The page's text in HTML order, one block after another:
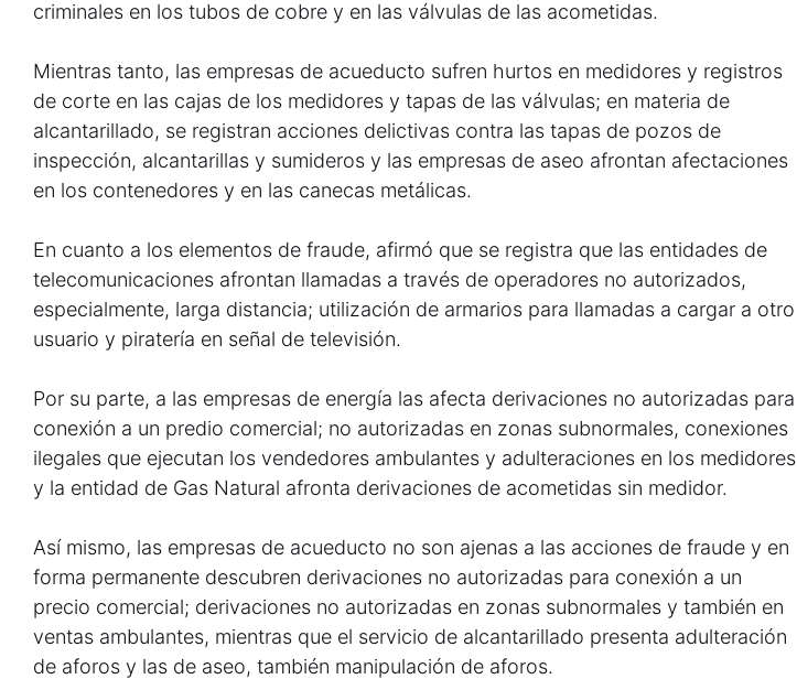
criminales en los tubos de cobre y en las válvulas de las acometidas.
Mientras tanto, las empresas de acueducto sufren hurtos en medidores y registros
de corte en las cajas de los medidores y tapas de las válvulas; en materia de
alcantarillado, se registran acciones delictivas contra las tapas de pozos de
inspección, alcantarillas y sumideros y las empresas de aseo afrontan afectaciones
en los contenedores y en las canecas metálicas.
En cuanto a los elementos de fraude, afirmó que se registra que las entidades de
telecomunicaciones afrontan llamadas a través de operadores no autorizados,
especialmente, larga distancia; utilización de armarios para llamadas a cargar a otro
usuario y piratería en señal de televisión.
Por su parte, a las empresas de energía las afecta derivaciones no autorizadas para
conexión a un predio comercial; no autorizadas en zonas subnormales, conexiones
ilegales que ejecutan los vendedores ambulantes y adulteraciones en los medidores
y la entidad de Gas Natural afronta derivaciones de acometidas sin medidor.
Así mismo, las empresas de acueducto no son ajenas a las acciones de fraude y en
forma permanente descubren derivaciones no autorizadas para conexión a un
precio comercial; derivaciones no autorizadas en zonas subnormales y también en
ventas ambulantes, mientras que el servicio de alcantarillado presenta adulteración
de aforos y las de aseo, también manipulación de aforos.